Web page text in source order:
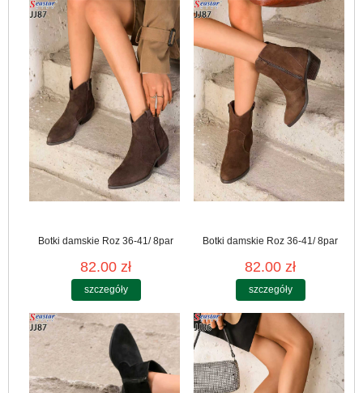
Botki damskie Roz 36-41/ 8par
82.00 zł
szczegóły
Botki damskie Roz 36-41/ 8par
82.00 zł
szczegóły